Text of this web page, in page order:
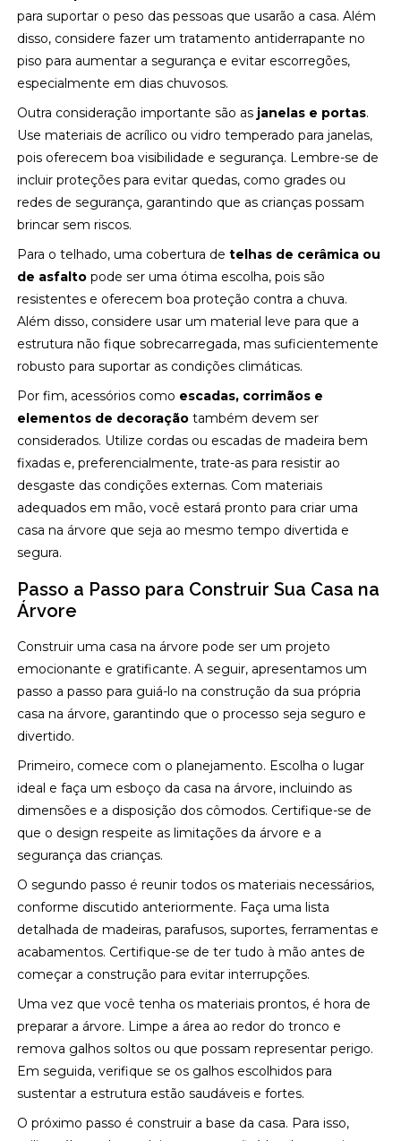
para suportar o peso das pessoas que usarão a casa. Além
disso, considere fazer um tratamento antiderrapante no
piso para aumentar a segurança e evitar escorregões,
especialmente em dias chuvosos.
Outra consideração importante são as janelas e portas.
Use materiais de acrílico ou vidro temperado para janelas,
pois oferecem boa visibilidade e segurança. Lembre-se de
incluir proteções para evitar quedas, como grades ou
redes de segurança, garantindo que as crianças possam
brincar sem riscos.
Para o telhado, uma cobertura detelhas de cerâmica ou
de asfalto pode ser uma ótima escolha, pois são
resistentes e oferecem boa proteção contra a chuva.
Além disso, considere usar um material leve para que a
estrutura não fique sobrecarregada, mas suficientemente
robusto para suportar as condições climáticas.
Por fim, acessórios como escadas, corrimãos e
elementos de decoração também devem ser
considerados. Utilize cordas ou escadas de madeira bem
fixadas e, preferencialmente, trate-as para resistir ao
desgaste das condições externas. Com materiais
adequados em mão, você estará pronto para criar uma
casa na árvore que seja ao mesmo tempo divertida e
segura.
Passo a Passo para Construir Sua Casa na
Árvore
Construir uma casa na árvore pode ser um projeto
emocionante e gratificante. A seguir, apresentamos um
passo a passo para guiá-lo na construção da sua própria
casa na árvore, garantindo que o processo seja seguro e
divertido.
Primeiro, comece com o planejamento. Escolha o lugar
ideal e faça um esboço da casa na árvore, incluindo as
dimensões e a disposição dos cômodos. Certifique-se de
que o design respeite as limitações da árvore e a
segurança das crianças.
O segundo passo é reunir todos os materiais necessários,
conforme discutido anteriormente. Faça uma lista
detalhada de madeiras, parafusos, suportes, ferramentas e
acabamentos. Certifique-se de ter tudo à mão antes de
começar a construção para evitar interrupções.
Uma vez que você tenha os materiais prontos, é hora de
preparar a árvore. Limpe a área ao redor do tronco e
remova galhos soltos ou que possam representar perigo.
Em seguida, verifique se os galhos escolhidos para
sustentar a estrutura estão saudáveis e fortes.
O próximo passo é construir a base da casa. Para isso,